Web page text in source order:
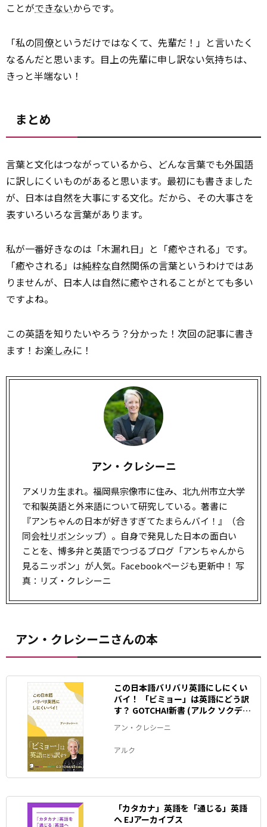
ことができないからです。
「私の同僚というだけではなくて、先輩だ！」と言いたく
なるんだと思います。目上の先輩に申し訳ない気持ちは、
きっと半端ない！
まとめ
言葉と文化はつながっているから、どんな言葉でも外国語
に訳しにくいものがあると思います。最初にも書きました
が、日本は自然を大事にする文化。だから、その大事さを
表すいろいろな言葉があります。
私が一番好きなのは「木漏れ日」と「癒やされる」です。
「癒やされる」は純粋な自然関係の言葉というわけではあ
りませんが、日本人は自然に癒やされることがとても多い
ですよね。
この英語を知りたいやろう？分かった！次回の記事に書き
ます！お楽しみに！
アン・クレシーニ
アメリカ生まれ。福岡県宗像市に住み、北九州市立大学
で和製英語と外来語について研究している。著書に
『アンちゃんの日本が好きすぎてたまらんバイ！』（合
同会社リボンシップ）。自身で発見した日本の面白い
ことを、博多弁と英語でつづるブログ「アンちゃんから
見るニッポン」が人気。Facebookページも更新中！ 写
真：リズ・クレシーニ
アン・クレシーニさんの本
この日本語バリバリ英語にしにくい
バイ！ 「ビミョー」は英語にどう訳
す？ GOTCHA!新書 (アルク ソクデジ
BOOKS)
アン・クレシーニ
アルク
「カタカナ」英語を「通じる」英語
へ EJアーカイブス